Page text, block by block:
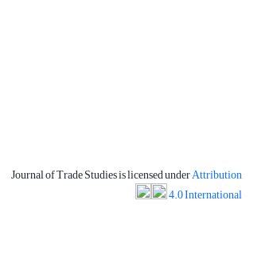
Journal of Trade Studies is licensed underAttribution
4.0 International